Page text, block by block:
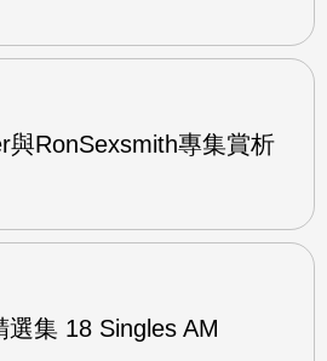
與RonSexsmith專集賞析
選集 18 Singles AM